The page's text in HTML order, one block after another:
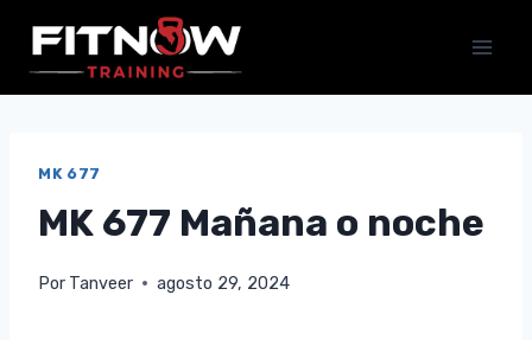
contenido
MK 677
MK 677 Mañana o noche
Por Tanveer agosto 29, 2024